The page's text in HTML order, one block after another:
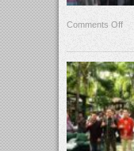
Comments Off